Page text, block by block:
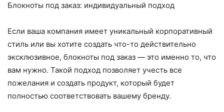
Блокноты под заказ: индивидуальный подход
Если ваша компания имеет уникальный корпоративный
стиль или вы хотите создать что-то действительно
эксклюзивное, блокноты под заказ — это именно то, что
вам нужно. Такой подход позволяет учесть все
пожелания и создать продукт, который будет
полностью соответствовать вашему бренду.